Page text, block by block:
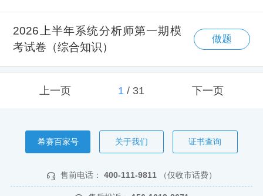
2026上半年系统分析师第一期模
考试卷（综合知识）
做题
上一页 1/ 31 下一页
希赛百家号 关于我们 证书查询
售前电话： 400-111-9811 （仅收市话费）